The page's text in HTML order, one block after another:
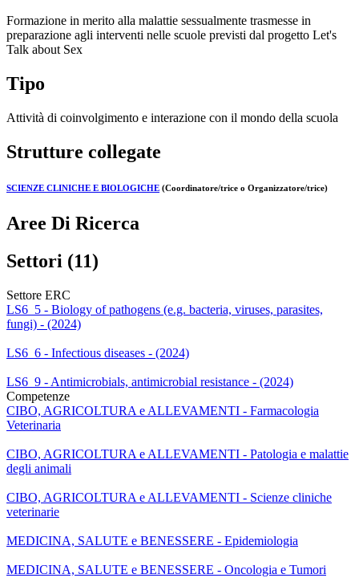
Formazione in merito alla malattie sessualmente trasmesse in
preparazione agli interventi nelle scuole previsti dal progetto Let's
Talk about Sex
Tipo
Attività di coinvolgimento e interazione con il mondo della scuola
Strutture collegate
SCIENZE CLINICHE E BIOLOGICHE (Coordinatore/trice o Organizzatore/trice)
Aree Di Ricerca
Settori (11)
Settore ERC
LS6_5 - Biology of pathogens (e.g. bacteria, viruses, parasites,
fungi) - (2024)
LS6_6 - Infectious diseases - (2024)
LS6_9 - Antimicrobials, antimicrobial resistance - (2024)
Competenze
CIBO, AGRICOLTURA e ALLEVAMENTI - Farmacologia
Veterinaria
CIBO, AGRICOLTURA e ALLEVAMENTI - Patologia e malattie
degli animali
CIBO, AGRICOLTURA e ALLEVAMENTI - Scienze cliniche
veterinarie
MEDICINA, SALUTE e BENESSERE - Epidemiologia
MEDICINA, SALUTE e BENESSERE - Oncologia e Tumori